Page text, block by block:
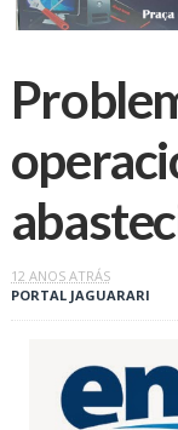
12 ANOS ATRÁS
PORTAL JAGUARARI